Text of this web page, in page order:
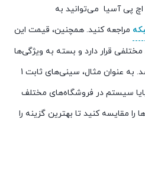
مراجعه کنید. همچنین، قیمت این
قرار دارد و بسته به ویژگی‌ها
و برند، ممکن است متفاوت باشد. به عنوان مثال، سینی‌های ثابت 1
آسیا و پایا سیستم در فروشگاه‌های مختلف
مقایسه کنید تا بهترین گزینه را